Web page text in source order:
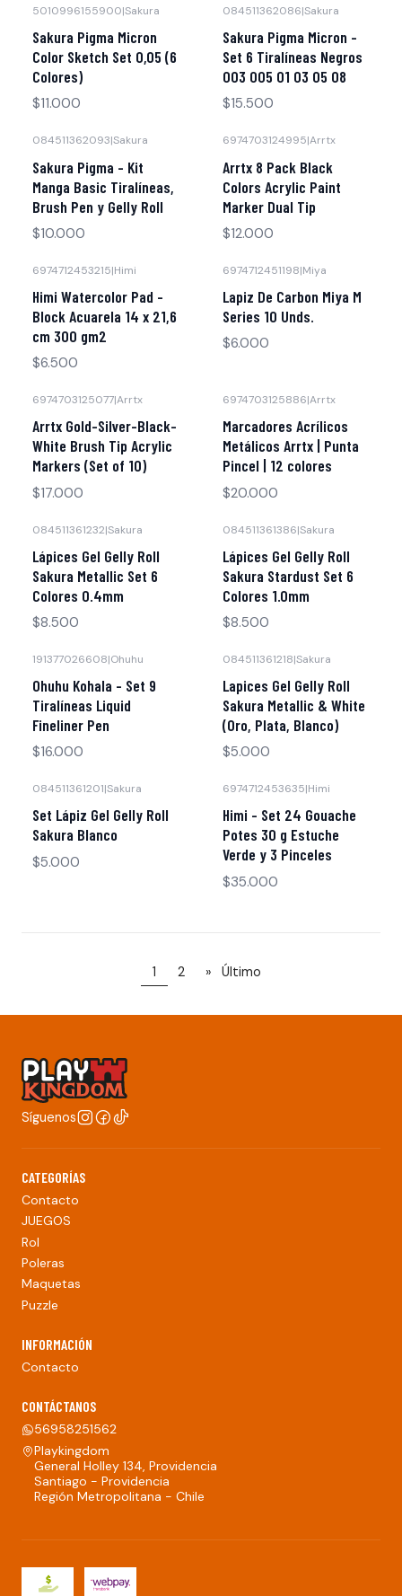
5010996155900|Sakura
Sakura Pigma Micron
Color Sketch Set 0,05 (6
Colores)
$11.000
084511362086|Sakura
Sakura Pigma Micron -
Set 6 Tiralíneas Negros
003 005 01 03 05 08
$15.500
084511362093|Sakura
Sakura Pigma - Kit
Manga Basic Tiralíneas,
Brush Pen y Gelly Roll
$10.000
6974703124995|Arrtx
Arrtx 8 Pack Black
Colors Acrylic Paint
Marker Dual Tip
$12.000
6974712453215|Himi
Himi Watercolor Pad -
Block Acuarela 14 x 21,6
cm 300 gm2
$6.500
6974712451198|Miya
Lapiz De Carbon Miya M
Series 10 Unds.
$6.000
6974703125077|Arrtx
Arrtx Gold-Silver-Black-
White Brush Tip Acrylic
Markers (Set of 10)
$17.000
6974703125886|Arrtx
Marcadores Acrílicos
Metálicos Arrtx | Punta
Pincel | 12 colores
$20.000
084511361232|Sakura
Lápices Gel Gelly Roll
Sakura Metallic Set 6
Colores 0.4mm
$8.500
084511361386|Sakura
Lápices Gel Gelly Roll
Sakura Stardust Set 6
Colores 1.0mm
$8.500
191377026608|Ohuhu
Ohuhu Kohala - Set 9
Tiralíneas Liquid
Fineliner Pen
$16.000
084511361218|Sakura
Lapices Gel Gelly Roll
Sakura Metallic & White
(Oro, Plata, Blanco)
$5.000
084511361201|Sakura
Set Lápiz Gel Gelly Roll
Sakura Blanco
$5.000
6974712453635|Himi
Himi - Set 24 Gouache
Potes 30 g Estuche
Verde y 3 Pinceles
$35.000
1 2 » Último
Síguenos
CATEGORÍAS
Contacto
JUEGOS
Rol
Poleras
Maquetas
Puzzle
INFORMACIÓN
Contacto
CONTÁCTANOS
56958251562
Playkingdom
General Holley 134, Providencia
Santiago - Providencia
Región Metropolitana - Chile